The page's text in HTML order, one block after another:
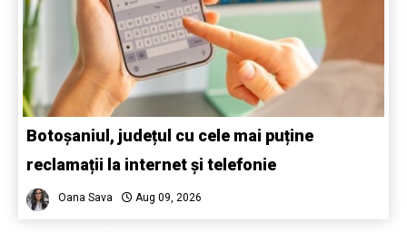
Botoșaniul, județul cu cele mai puține
reclamații la internet și telefonie
Oana Sava Aug 09, 2026